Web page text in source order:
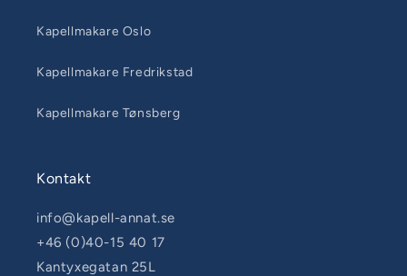
Kapellmakare Oslo
Kapellmakare Fredrikstad
Kapellmakare Tønsberg
Kontakt
info@kapell-annat.se
+46 (0)40-15 40 17
Kantyxegatan 25L